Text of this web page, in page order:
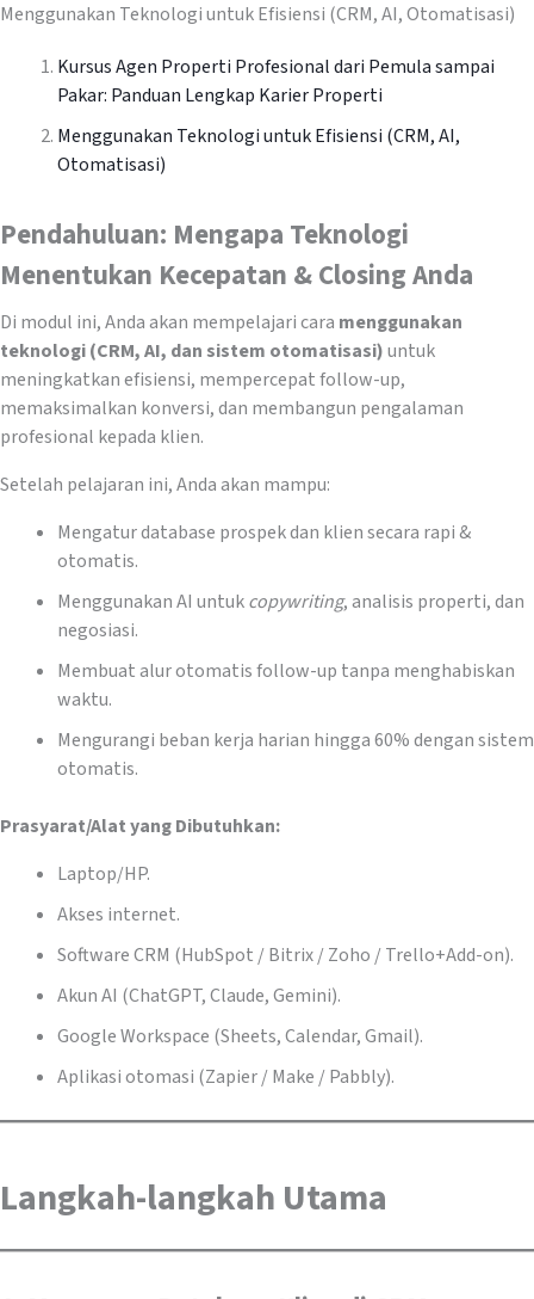
Menggunakan Teknologi untuk Efisiensi (CRM, AI, Otomatisasi)
Kursus Agen Properti Profesional dari Pemula sampai
Pakar: Panduan Lengkap Karier Properti
Menggunakan Teknologi untuk Efisiensi (CRM, AI,
Otomatisasi)
Pendahuluan: Mengapa Teknologi
Menentukan Kecepatan & Closing Anda
Di modul ini, Anda akan mempelajari cara menggunakan
teknologi (CRM, AI, dan sistem otomatisasi)untuk
meningkatkan efisiensi, mempercepat follow-up,
memaksimalkan konversi, dan membangun pengalaman
profesional kepada klien.
Setelah pelajaran ini, Anda akan mampu:
Mengatur database prospek dan klien secara rapi &
otomatis.
Menggunakan AI untukcopywriting, analisis properti, dan
negosiasi.
Membuat alur otomatis follow-up tanpa menghabiskan
waktu.
Mengurangi beban kerja harian hingga 60% dengan sistem
otomatis.
Prasyarat/Alat yang Dibutuhkan:
Laptop/HP.
Akses internet.
Software CRM (HubSpot / Bitrix / Zoho / Trello+Add-on).
Akun AI (ChatGPT, Claude, Gemini).
Google Workspace (Sheets, Calendar, Gmail).
Aplikasi otomasi (Zapier / Make / Pabbly).
Langkah-langkah Utama